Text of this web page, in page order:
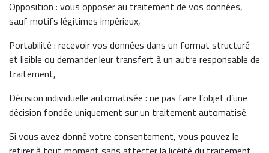
Opposition : vous opposer au traitement de vos données,
sauf motifs légitimes impérieux,
Portabilité : recevoir vos données dans un format structuré
et lisible ou demander leur transfert à un autre responsable de
traitement,
Décision individuelle automatisée : ne pas faire l’objet d’une
décision fondée uniquement sur un traitement automatisé.
Si vous avez donné votre consentement, vous pouvez le